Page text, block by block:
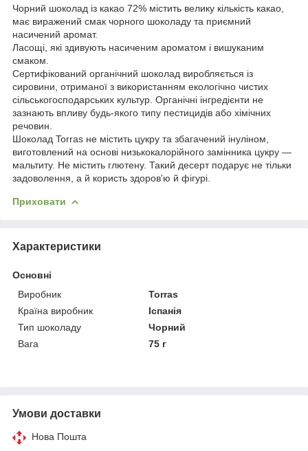
Чорний шоколад із какао 72% містить велику кількість какао,
має виражений смак чорного шоколаду та приємний
насичений аромат.
Ласощі, які здивують насиченим ароматом і вишуканим
смаком.
Сертифікований органічний шоколад виробляється із
сировини, отриманої з використанням екологічно чистих
сільськогосподарських культур. Органічні інгредієнти не
зазнають впливу будь-якого типу пестицидів або хімічних
речовин.
Шоколад Torras не містить цукру та збагачений інуліном,
виготовлений на основі низькокалорійного замінника цукру —
мальтиту. Не містить глютену. Такий десерт подарує не тільки
задоволення, а й користь здоров'ю й фігурі.
Приховати
Характеристики
Основні
Виробник
Torras
Країна виробник
Іспанія
Тип шоколаду
Чорний
Вага
75 г
Умови доставки
Нова Пошта